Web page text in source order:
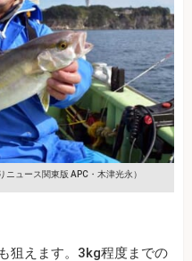
ニュース関東版 APC・木津光永）
狙えます。3kg程度までの